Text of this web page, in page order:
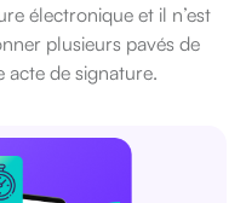
électronique et il n’est
plusieurs pavés de
acte de signature.